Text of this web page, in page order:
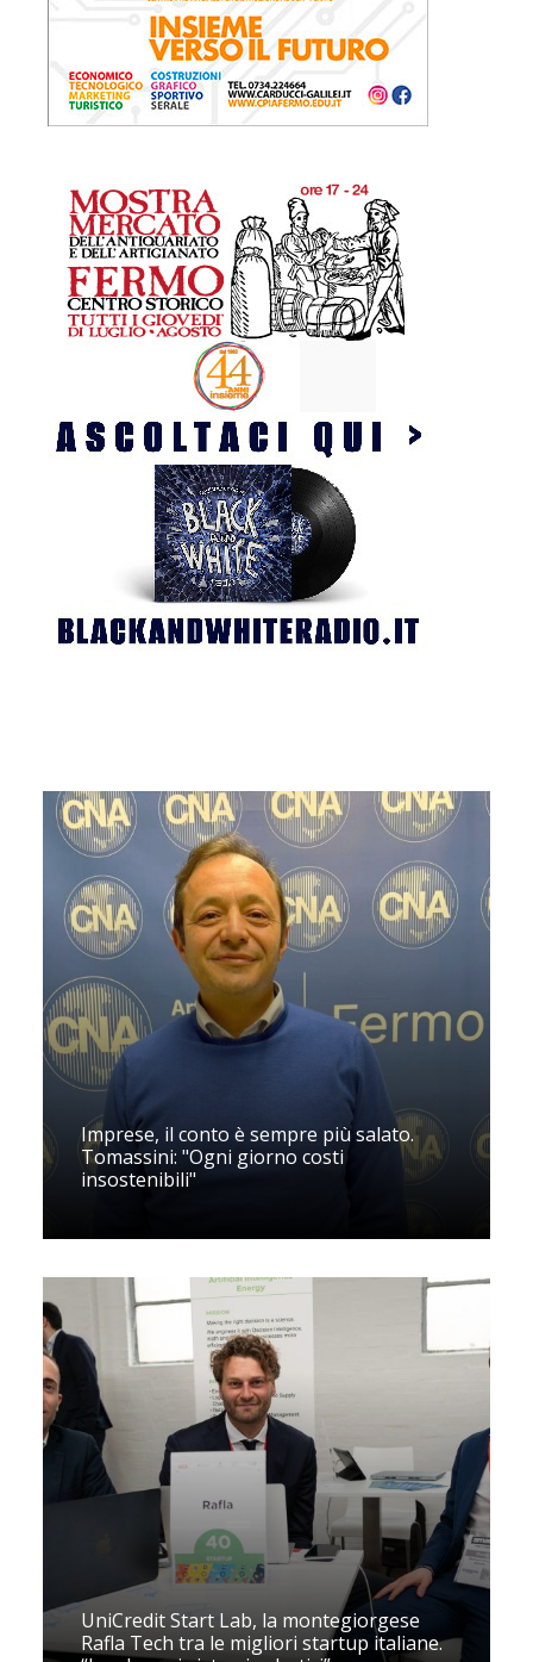
Imprese, il conto è sempre più salato.
Tomassini: "Ogni giorno costi
insostenibili"
UniCredit Start Lab, la montegiorgese
Rafla Tech tra le migliori startup italiane.